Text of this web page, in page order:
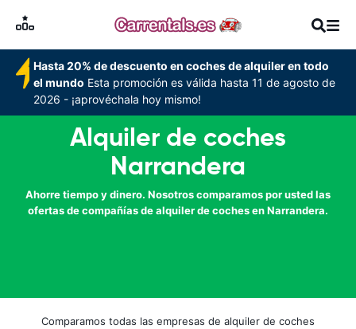
Hasta 20% de descuento en coches de alquiler en todo
el mundo Esta promoción es válida hasta 11 de agosto de
2026 - ¡aprovéchala hoy mismo!
Alquiler de coches
Narrandera
Ahorre tiempo y dinero. Nosotros comparamos por usted las
ofertas de compañías de alquiler de coches en Narrandera.
Comparamos todas las empresas de alquiler de coches